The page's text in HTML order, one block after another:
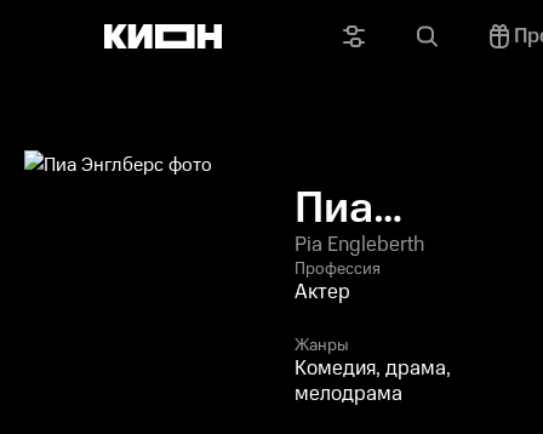
Пиа
Энглберс
Pia Engleberth
Профессия
Актер
Жанры
Комедия, драма,
мелодрама